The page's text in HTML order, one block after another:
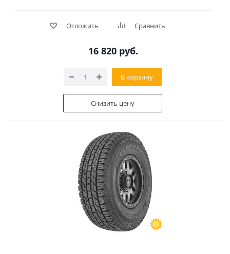
Отложить Сравнить
16 820 руб.
В корзину
Снизить цену